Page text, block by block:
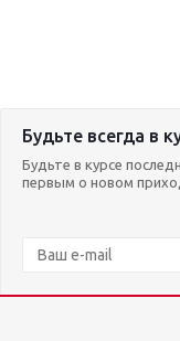
Будьте всегда в
Будьте в курсе
первым о новом